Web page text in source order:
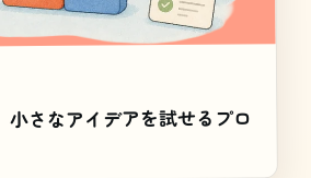
さなアイデアを試せるプロ